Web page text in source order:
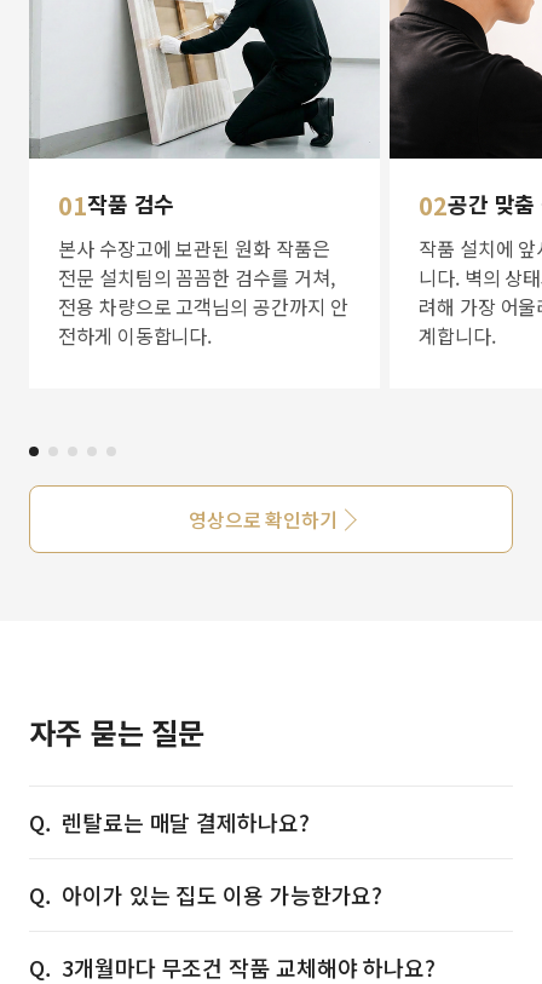
01작품 검수
본사 수장고에 보관된 원화 작품은
전문 설치팀의 꼼꼼한 검수를 거쳐,
전용 차량으로 고객님의 공간까지 안
전하게 이동합니다.
02공간 맞
작품 설치에
니다. 벽의 상
려해 가장 어
계합니다.
영상으로 확인하기
자주 묻는 질문
렌탈료는 매달 결제하나요?
아이가 있는 집도 이용 가능한가요?
3개월마다 무조건 작품 교체해야 하나요?